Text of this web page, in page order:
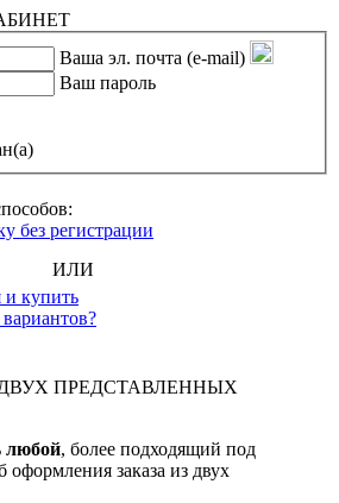
Ваша эл. почта (e-mail)
Ваш пароль
без регистрации
ИЛИ
и купить
ПРЕДСТАВЛЕННЫХ
любой, более подходящий под
заказа из двух